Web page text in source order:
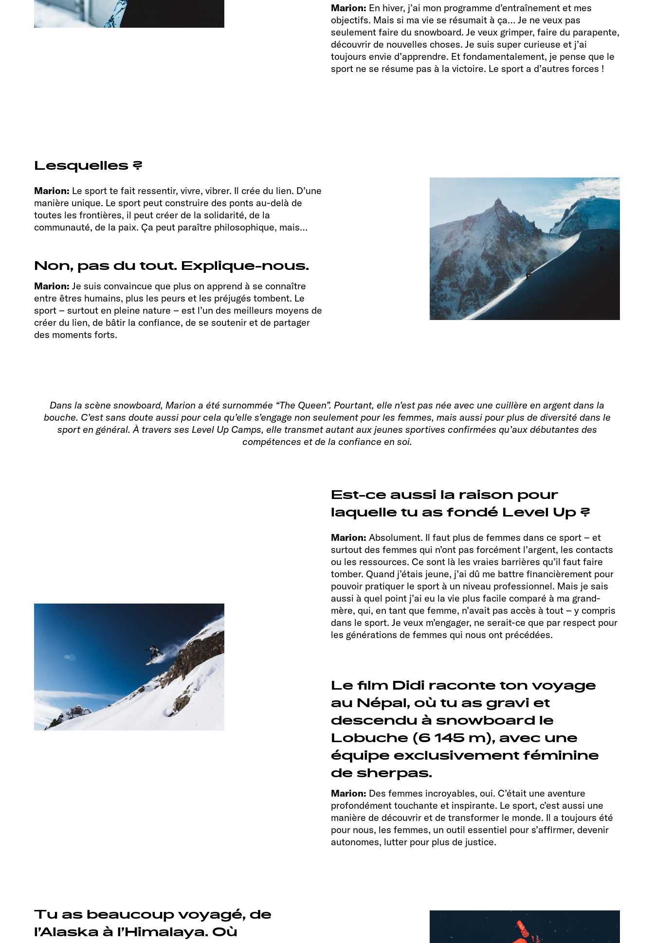
Marion: En hiver, j’ai mon programme d’entraînement et mes
objectifs. Mais si ma vie se résumait à ça… Je ne veux pas
seulement faire du snowboard. Je veux grimper, faire du parapente,
découvrir de nouvelles choses. Je suis super curieuse et j’ai
toujours envie d’apprendre. Et fondamentalement, je pense que le
sport ne se résume pas à la victoire. Le sport a d’autres forces !
Lesquelles ?
Marion: Le sport te fait ressentir, vivre, vibrer. Il crée du lien. D’une
manière unique. Le sport peut construire des ponts au-delà de
toutes les frontières, il peut créer de la solidarité, de la
communauté, de la paix. Ça peut paraître philosophique, mais…
Non, pas du tout. Explique-nous.
Marion: Je suis convaincue que plus on apprend à se connaître
entre êtres humains, plus les peurs et les préjugés tombent. Le
sport – surtout en pleine nature – est l’un des meilleurs moyens de
créer du lien, de bâtir la confiance, de se soutenir et de partager
des moments forts.
Dans la scène snowboard, Marion a été surnommée “The Queen”. Pourtant, elle n’est pas née avec une cuillère en argent dans la
bouche. C’est sans doute aussi pour cela qu’elle s’engage non seulement pour les femmes, mais aussi pour plus de diversité dans le
sport en général. À travers ses Level Up Camps, elle transmet autant aux jeunes sportives confirmées qu’aux débutantes des
compétences et de la confiance en soi.
Est-ce aussi la raison pour
laquelle tu as fondé Level Up ?
Marion: Absolument. Il faut plus de femmes dans ce sport – et
surtout des femmes qui n’ont pas forcément l’argent, les contacts
ou les ressources. Ce sont là les vraies barrières qu’il faut faire
tomber. Quand j’étais jeune, j’ai dû me battre financièrement pour
pouvoir pratiquer le sport à un niveau professionnel. Mais je sais
aussi à quel point j’ai eu la vie plus facile comparé à ma grand-
mère, qui, en tant que femme, n’avait pas accès à tout – y compris
dans le sport. Je veux m’engager, ne serait-ce que par respect pour
les générations de femmes qui nous ont précédées.
Le film Didi raconte ton voyage
au Népal, où tu as gravi et
descendu à snowboard le
Lobuche (6 145 m), avec une
équipe exclusivement féminine
de sherpas.
Marion: Des femmes incroyables, oui. C’était une aventure
profondément touchante et inspirante. Le sport, c’est aussi une
manière de découvrir et de transformer le monde. Il a toujours été
pour nous, les femmes, un outil essentiel pour s’affirmer, devenir
autonomes, lutter pour plus de justice.
Tu as beaucoup voyagé, de
l’Alaska à l’Himalaya. Où